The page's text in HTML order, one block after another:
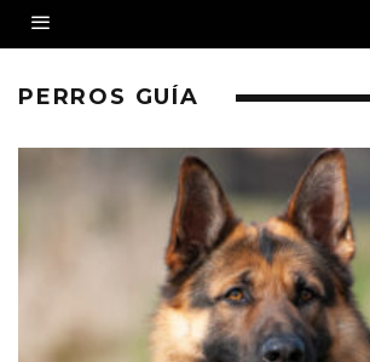
PERROS GUÍA